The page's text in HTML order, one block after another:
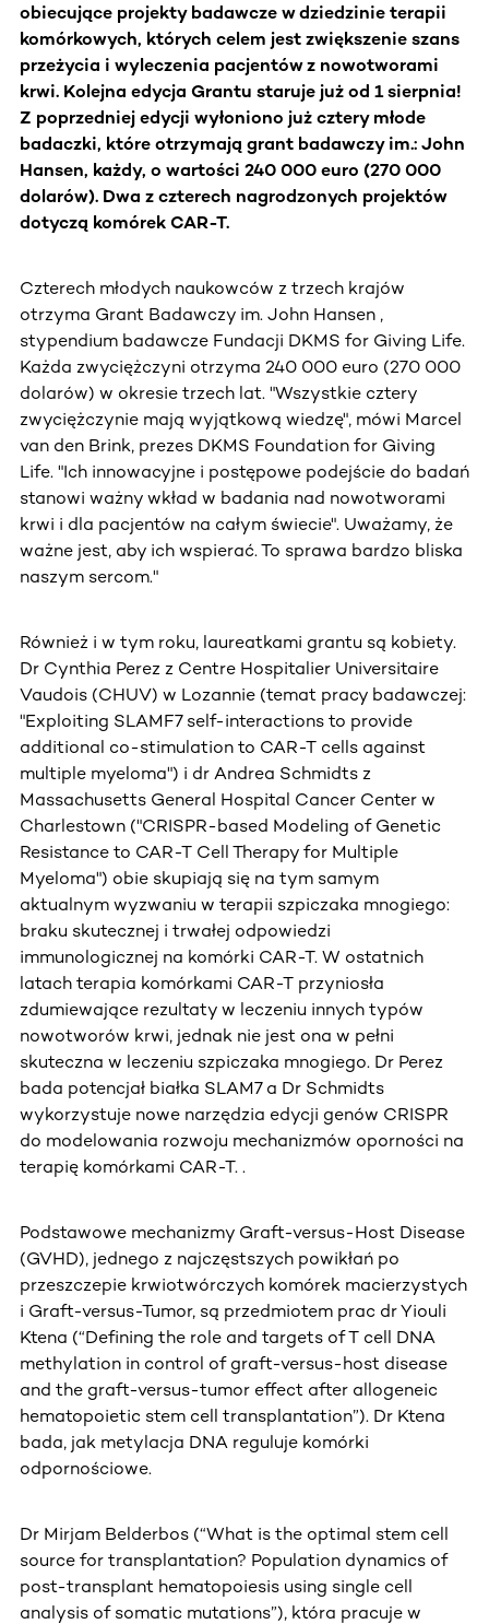
obiecujące projekty badawcze w dziedzinie terapii
komórkowych, których celem jest zwiększenie szans
przeżycia i wyleczenia pacjentów z nowotworami
krwi. Kolejna edycja Grantu staruje już od 1 sierpnia!
Z poprzedniej edycji wyłoniono już cztery młode
badaczki, które otrzymają grant badawczy im.: John
Hansen, każdy, o wartości 240 000 euro (270 000
dolarów). Dwa z czterech nagrodzonych projektów
dotyczą komórek CAR-T.
Czterech młodych naukowców z trzech krajów
otrzyma Grant Badawczy im. John Hansen ,
stypendium badawcze Fundacji DKMS for Giving Life.
Każda zwyciężczyni otrzyma 240 000 euro (270 000
dolarów) w okresie trzech lat. "Wszystkie cztery
zwyciężczynie mają wyjątkową wiedzę", mówi Marcel
van den Brink, prezes DKMS Foundation for Giving
Life. "Ich innowacyjne i postępowe podejście do badań
stanowi ważny wkład w badania nad nowotworami
krwi i dla pacjentów na całym świecie". Uważamy, że
ważne jest, aby ich wspierać. To sprawa bardzo bliska
naszym sercom."
Również i w tym roku, laureatkami grantu są kobiety.
Dr Cynthia Perez z Centre Hospitalier Universitaire
Vaudois (CHUV) w Lozannie (temat pracy badawczej:
"Exploiting SLAMF7 self-interactions to provide
additional co-stimulation to CAR-T cells against
multiple myeloma") i dr Andrea Schmidts z
Massachusetts General Hospital Cancer Center w
Charlestown ("CRISPR-based Modeling of Genetic
Resistance to CAR-T Cell Therapy for Multiple
Myeloma") obie skupiają się na tym samym
aktualnym wyzwaniu w terapii szpiczaka mnogiego:
braku skutecznej i trwałej odpowiedzi
immunologicznej na komórki CAR-T. W ostatnich
latach terapia komórkami CAR-T przyniosła
zdumiewające rezultaty w leczeniu innych typów
nowotworów krwi, jednak nie jest ona w pełni
skuteczna w leczeniu szpiczaka mnogiego. Dr Perez
bada potencjał białka SLAM7 a Dr Schmidts
wykorzystuje nowe narzędzia edycji genów CRISPR
do modelowania rozwoju mechanizmów oporności na
terapię komórkami CAR-T. .
Podstawowe mechanizmy Graft-versus-Host Disease
(GVHD), jednego z najczęstszych powikłań po
przeszczepie krwiotwórczych komórek macierzystych
i Graft-versus-Tumor, są przedmiotem prac dr Yiouli
Ktena (“Defining the role and targets of T cell DNA
methylation in control of graft-versus-host disease
and the graft-versus-tumor effect after allogeneic
hematopoietic stem cell transplantation”). Dr Ktena
bada, jak metylacja DNA reguluje komórki
odpornościowe.
Dr Mirjam Belderbos (“What is the optimal stem cell
source for transplantation? Population dynamics of
post-transplant hematopoiesis using single cell
analysis of somatic mutations”), która pracuje w